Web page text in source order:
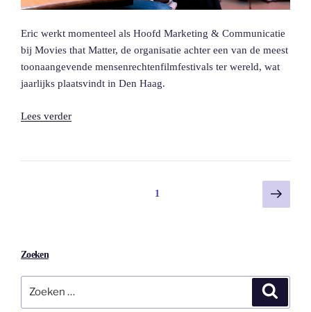
Eric werkt momenteel als Hoofd Marketing & Communicatie
bij Movies that Matter, de organisatie achter een van de meest
toonaangevende mensenrechtenfilmfestivals ter wereld, wat
jaarlijks plaatsvindt in Den Haag.
Lees verder“Movies
1
Zoeken